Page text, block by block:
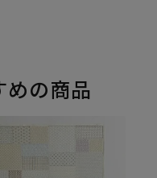
めの商品